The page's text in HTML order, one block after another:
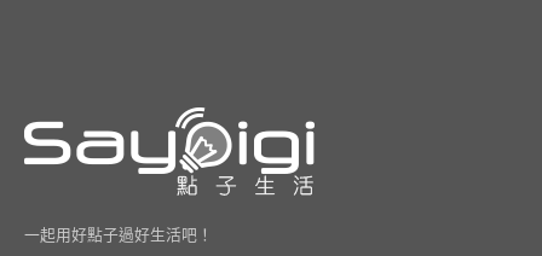
一起用好點子過好生活吧！